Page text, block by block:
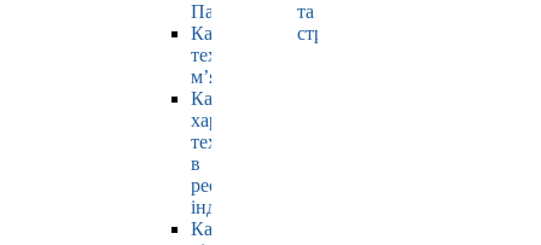
Павлюк
Кафедра
технології
м’яса
Кафедра
харчових
технологій
в
ресторанній
індустрії
Кафедра
та
страхування